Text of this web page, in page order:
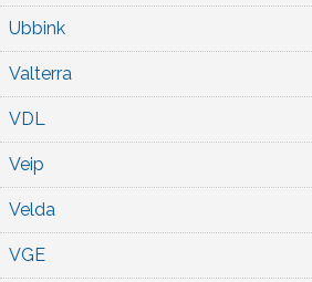
Ubbink
Valterra
VDL
Veip
Velda
VGE